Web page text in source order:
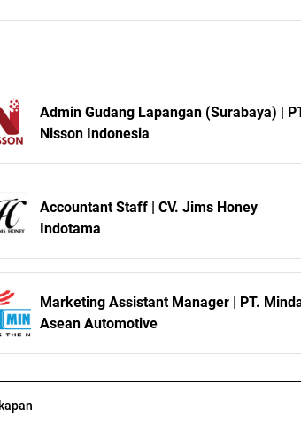
Admin Gudang Lapangan (Surabaya) | PT
Nisson Indonesia
Accountant Staff | CV. Jims Honey
Indotama
Marketing Assistant Manager | PT.
Asean Automotive